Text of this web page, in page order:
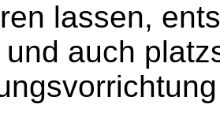
lassen,
auch